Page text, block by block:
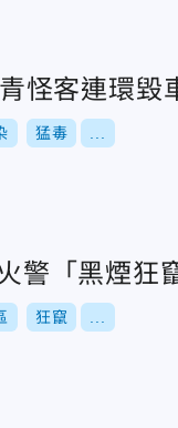
怪客連環
猛毒
警「黑煙狂
狂竄